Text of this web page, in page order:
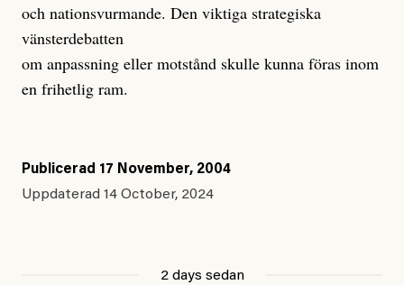
och nationsvurmande. Den viktiga strategiska
vänsterdebatten
om anpassning eller motstånd skulle kunna föras inom
en frihetlig ram.
Publicerad 17 November, 2004
Uppdaterad 14 October, 2024
2 days sedan